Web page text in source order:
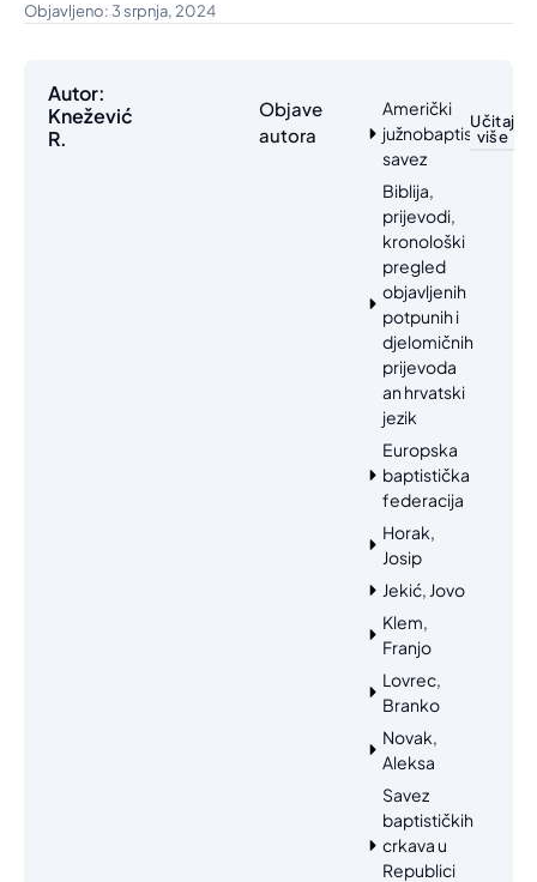
Objavljeno: 3 srpnja, 2024
Autor:
Knežević
R.
Objave
autora
Američki
južnobaptistički
savez
Biblija,
prijevodi,
kronološki
pregled
objavljenih
potpunih i
djelomičnih
prijevoda
an hrvatski
jezik
Europska
baptistička
federacija
Horak,
Josip
Jekić, Jovo
Klem,
Franjo
Lovrec,
Branko
Novak,
Aleksa
Savez
baptističkih
crkava u
Republici
Učitaj
više